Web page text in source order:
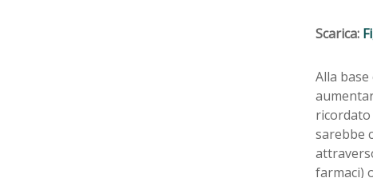
Scarica:
Alla
ricordato
sarebbe
farmaci)